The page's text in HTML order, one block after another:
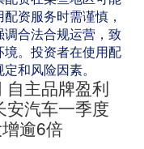
资服务时需谨慎，
合法合规运营，致
。投资者在使用配
和风险因素。
自主品牌盈利
安汽车一季度
逾6倍